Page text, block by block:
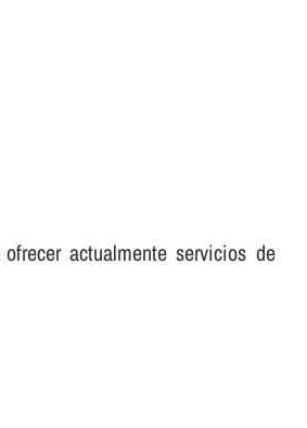
actualmente servicios de